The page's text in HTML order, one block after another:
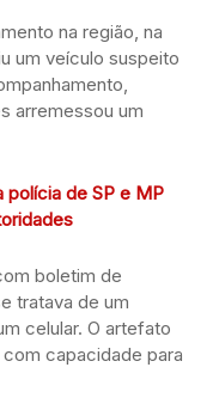
na região, na
um veículo suspeito
arremessou um
polícia de SP e MP
boletim de
tratava de um
celular. O artefato
capacidade para